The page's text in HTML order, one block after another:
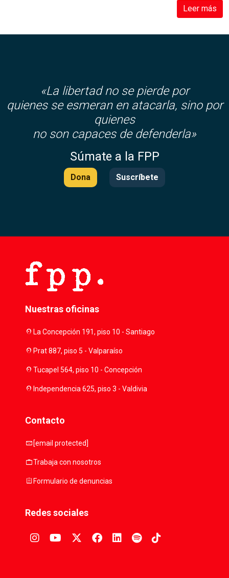
Leer más
«La libertad no se pierde por
quienes se esmeran en atacarla, sino por
quienes
no son capaces de defenderla»
Súmate a la FPP
Dona Suscríbete
Nuestras oficinas
location_onLa Concepción 191, piso 10 - Santiago
location_onPrat 887, piso 5 - Valparaíso
location_onTucapel 564, piso 10 - Concepción
location_onIndependencia 625, piso 3 - Valdivia
Contacto
mail [email protected]
workTrabaja con nosotros
assignmentFormulario de denuncias
Redes sociales